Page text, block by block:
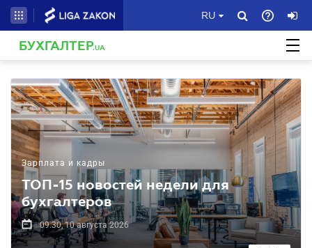
RU
БУХГАЛТЕР.UA
Зарплата и кадры
ТОП-15 новостей недели для
бухгалтеров
09.30, 10 августа 2026